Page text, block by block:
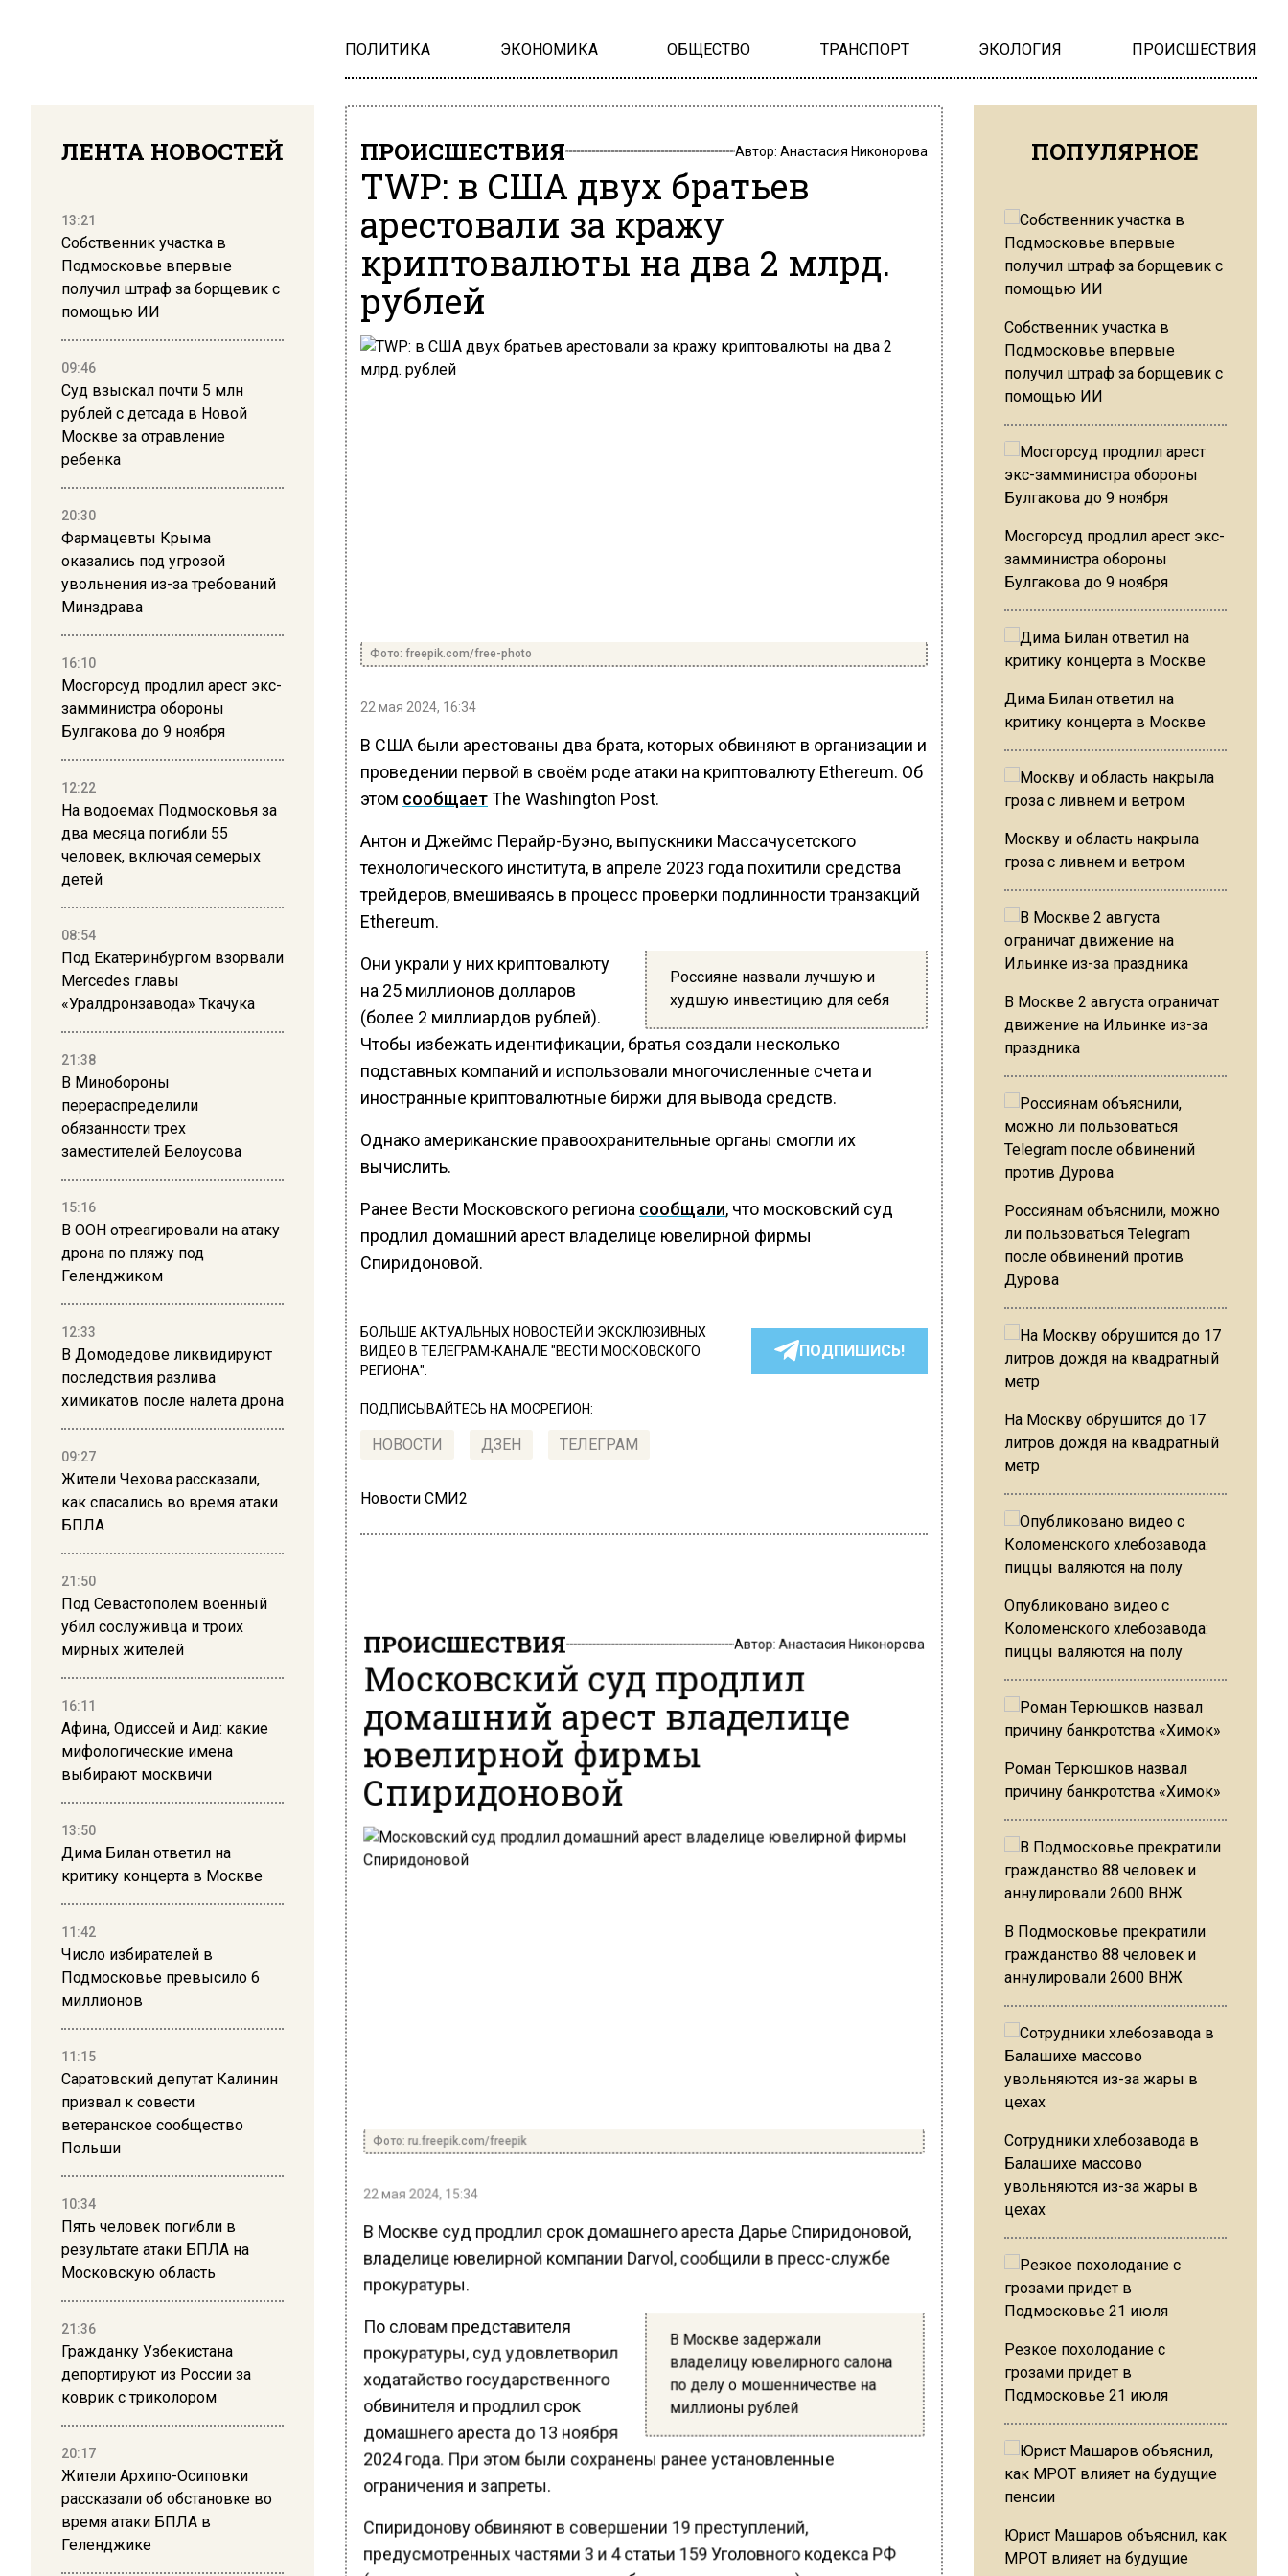
ПОЛИТИКА ЭКОНОМИКА ОБЩЕСТВО ТРАНСПОРТ ЭКОЛОГИЯ ПРОИСШЕСТВИЯ
ЛЕНТА НОВОСТЕЙ
13:21
Собственник участка в
Подмосковье впервые
получил штраф за борщевик с
помощью ИИ
09:46
Суд взыскал почти 5 млн
рублей с детсада в Новой
Москве за отравление
ребенка
20:30
Фармацевты Крыма
оказались под угрозой
увольнения из-за требований
Минздрава
16:10
Мосгорсуд продлил арест экс-
замминистра обороны
Булгакова до 9 ноября
12:22
На водоемах Подмосковья за
два месяца погибли 55
человек, включая семерых
детей
08:54
Под Екатеринбургом взорвали
Mercedes главы
«Уралдронзавода» Ткачука
21:38
В Минобороны
перераспределили
обязанности трех
заместителей Белоусова
15:16
В ООН отреагировали на атаку
дрона по пляжу под
Геленджиком
12:33
В Домодедове ликвидируют
последствия разлива
химикатов после налета дрона
09:27
Жители Чехова рассказали,
как спасались во время атаки
БПЛА
21:50
Под Севастополем военный
убил сослуживца и троих
мирных жителей
16:11
Афина, Одиссей и Аид: какие
мифологические имена
выбирают москвичи
13:50
Дима Билан ответил на
критику концерта в Москве
11:42
Число избирателей в
Подмосковье превысило 6
миллионов
11:15
Саратовский депутат Калинин
призвал к совести
ветеранское сообщество
Польши
10:34
Пять человек погибли в
результате атаки БПЛА на
Московскую область
21:36
Гражданку Узбекистана
депортируют из России за
коврик с триколором
20:17
Жители Архипо-Осиповки
рассказали об обстановке во
время атаки БПЛА в
Геленджике
ПРОИСШЕСТВИЯ Автор: Анастасия Никонорова
TWP: в США двух братьев
арестовали за кражу
криптовалюты на два 2 млрд.
рублей
Фото: freepik.com/free-photo
22 мая 2024, 16:34
В США были арестованы два брата, которых обвиняют в организации и
проведении первой в своём роде атаки на криптовалюту Ethereum. Об
этом сообщаетThe Washington Post.
Антон и Джеймс Перайр-Буэно, выпускники Массачусетского
технологического института, в апреле 2023 года похитили средства
трейдеров, вмешиваясь в процесс проверки подлинности транзакций
Ethereum.
Россияне назвали лучшую и
худшую инвестицию для себя
Они украли у них криптовалюту
на 25 миллионов долларов
(более 2 миллиардов рублей).
Чтобы избежать идентификации, братья создали несколько
подставных компаний и использовали многочисленные счета и
иностранные криптовалютные биржи для вывода средств.
Однако американские правоохранительные органы смогли их
вычислить.
Ранее Вести Московского региона сообщали, что московский суд
продлил домашний арест владелице ювелирной фирмы
Спиридоновой.
БОЛЬШЕ АКТУАЛЬНЫХ НОВОСТЕЙ И ЭКСКЛЮЗИВНЫХ
ВИДЕО В ТЕЛЕГРАМ-КАНАЛЕ "ВЕСТИ МОСКОВСКОГО
РЕГИОНА".
ПОДПИШИСЬ!
ПОДПИСЫВАЙТЕСЬ НА МОСРЕГИОН:
НОВОСТИ ДЗЕН ТЕЛЕГРАМ
Новости СМИ2
ПРОИСШЕСТВИЯ Автор: Анастасия Никонорова
Московский суд продлил
домашний арест владелице
ювелирной фирмы
Спиридоновой
Фото: ru.freepik.com/freepik
22 мая 2024, 15:34
В Москве суд продлил срок домашнего ареста Дарье Спиридоновой,
владелице ювелирной компании Darvol, сообщили в пресс-службе
прокуратуры.
В Москве задержали
владелицу ювелирного салона
по делу о мошенничестве на
миллионы рублей
По словам представителя
прокуратуры, суд удовлетворил
ходатайство государственного
обвинителя и продлил срок
домашнего ареста до 13 ноября
2024 года. При этом были сохранены ранее установленные
ограничения и запреты.
Спиридонову обвиняют в совершении 19 преступлений,
предусмотренных частями 3 и 4 статьи 159 Уголовного кодекса РФ
ПОПУЛЯРНОЕ
Собственник участка в
Подмосковье впервые
получил штраф за борщевик с
помощью ИИ
Мосгорсуд продлил арест экс-
замминистра обороны
Булгакова до 9 ноября
Дима Билан ответил на
критику концерта в Москве
Москву и область накрыла
гроза с ливнем и ветром
В Москве 2 августа ограничат
движение на Ильинке из-за
праздника
Россиянам объяснили, можно
ли пользоваться Telegram
после обвинений против
Дурова
На Москву обрушится до 17
литров дождя на квадратный
метр
Опубликовано видео с
Коломенского хлебозавода:
пиццы валяются на полу
Роман Терюшков назвал
причину банкротства «Химок»
В Подмосковье прекратили
гражданство 88 человек и
аннулировали 2600 ВНЖ
Сотрудники хлебозавода в
Балашихе массово
увольняются из-за жары в
цехах
Резкое похолодание с
грозами придет в
Подмосковье 21 июля
Юрист Машаров объяснил, как
МРОТ влияет на будущие